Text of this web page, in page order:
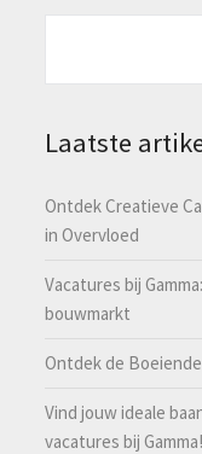
Laatste
Ontdek Creatieve
in Overvloed
Vacatures bij
bouwmarkt
Ontdek de
Vind jouw ideale
vacatures bij Gamma!